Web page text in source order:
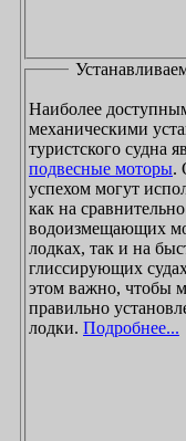
Наиболее
механическими
туристского судна
подвесные моторы.
успехом могут использоваться
как на
водоизмещающих
лодках, так и на
глиссирующих
этом важно, чтобы мотор был
правильно
лодки. Подробнее...